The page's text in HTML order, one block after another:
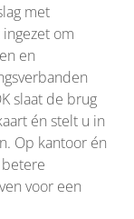
met
om
en
slaat de brug
én stelt u in
Op kantoor én
voor een